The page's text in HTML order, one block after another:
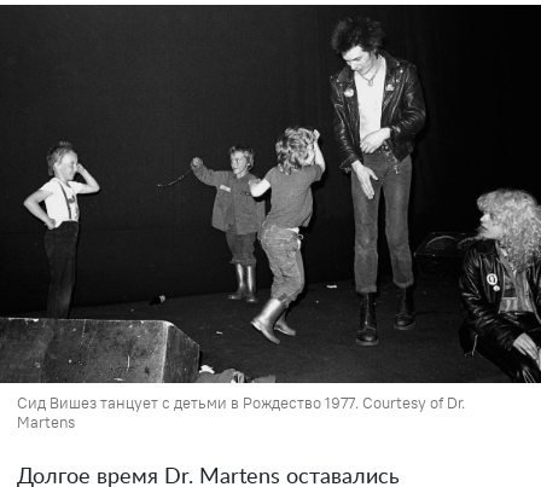
Сид Вишез танцует с детьми в Рождество 1977. Courtesy of Dr.
Martens
Долгое время Dr. Martens оставались